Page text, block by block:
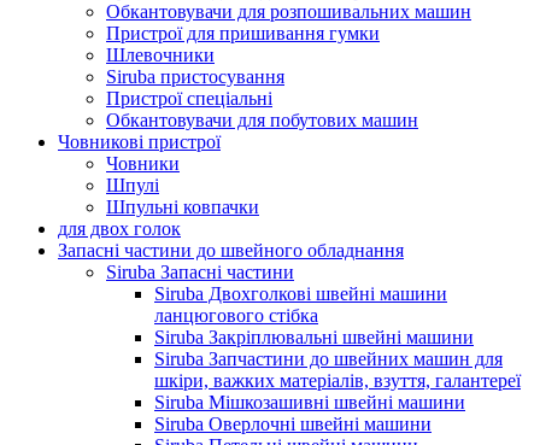
Обкантовувачи для розпошивальних машин
Пристрої для пришивання гумки
Шлевочники
Siruba пристосування
Пристрої спеціальні
Обкантовувачи для побутових машин
Човникові пристрої
Човники
Шпулі
Шпульні ковпачки
для двох голок
Запасні частини до швейного обладнання
Siruba Запасні частини
Siruba Двохголкові швейні машини
ланцюгового стібка
Siruba Закріплювальні швейні машини
Siruba Запчастини до швейних машин для
шкіри, важких матеріалів, взуття, галантереї
Siruba Мішкозашивні швейні машини
Siruba Оверлочні швейні машини